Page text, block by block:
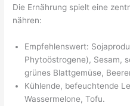
Die Ernährung spielt eine
nähren:
Empfehlenswert:
Phytoöstrogene), Sesam,
grünes Blattgemüse,
Kühlende, befeuchtende
Wassermelone, Tofu.